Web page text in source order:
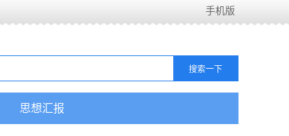
手机版
思想汇报